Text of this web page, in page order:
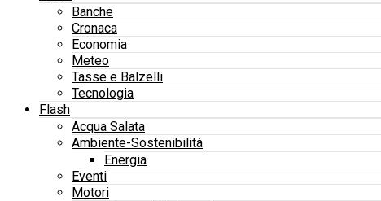
Banche
Cronaca
Economia
Meteo
Tasse e Balzelli
Tecnologia
Flash
Acqua Salata
Ambiente-Sostenibilità
Energia
Eventi
Motori